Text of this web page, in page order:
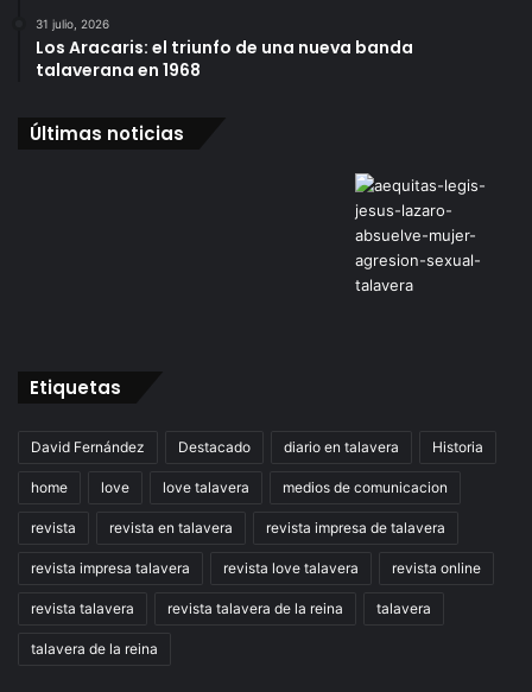
31 julio, 2026
Los Aracaris: el triunfo de una nueva banda
talaverana en 1968
Últimas noticias
Etiquetas
David Fernández Destacado diario en talavera Historia
home love love talavera medios de comunicacion
revista revista en talavera revista impresa de talavera
revista impresa talavera revista love talavera revista online
revista talavera revista talavera de la reina talavera
talavera de la reina